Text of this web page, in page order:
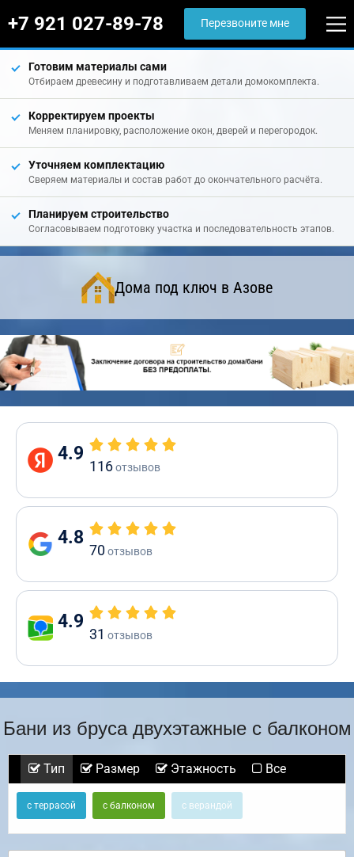
+7 921 027-89-78 Перезвоните мне
Готовим материалы сами
Отбираем древесину и подготавливаем детали домокомплекта.
Корректируем проекты
Меняем планировку, расположение окон, дверей и перегородок.
Уточняем комплектацию
Сверяем материалы и состав работ до окончательного расчёта.
Планируем строительство
Согласовываем подготовку участка и последовательность этапов.
Дома под ключ в Азове
4.9
116отзывов
4.8
70отзывов
4.9
31 отзывов
Бани из бруса двухэтажные с балконом
Тип Размер Этажность Все
с террасой с балконом с верандой